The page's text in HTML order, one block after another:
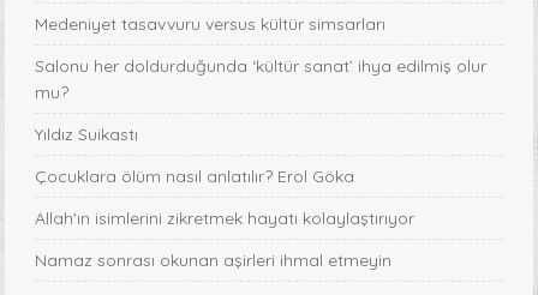
Medeniyet tasavvuru versus kültür simsarları
Salonu her doldurduğunda ‘kültür sanat’ ihya edilmiş olur
mu?
Yıldız Suikastı
Çocuklara ölüm nasıl anlatılır? Erol Göka
Allah'ın isimlerini zikretmek hayatı kolaylaştırıyor
Namaz sonrası okunan aşirleri ihmal etmeyin